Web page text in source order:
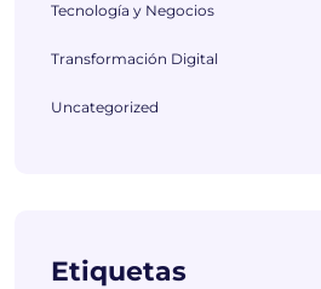
Tecnología y Negocios
Transformación Digital
Uncategorized
Etiquetas